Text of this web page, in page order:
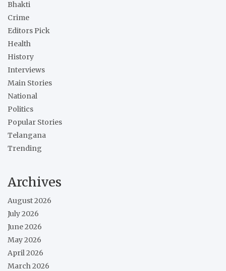
Bhakti
Crime
Editors Pick
Health
History
Interviews
Main Stories
National
Politics
Popular Stories
Telangana
Trending
Archives
August 2026
July 2026
June 2026
May 2026
April 2026
March 2026